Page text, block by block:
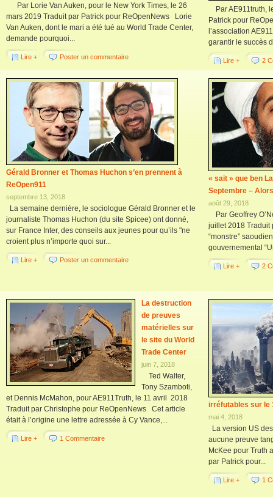
Par Lorie Van Auken, pour le New York Times, le 26
mars 2019 Traduit par Patrick pour ReOpenNews Lorie
Van Auken, dont le mari a été tué au World Trade Center,
demande pourquoi...
Lire + Poster un commentaire
Par AE911truth,
Patrick pour
l’association
garantir le succès
Lire + 2
Gérald Bronner et Thomas Huchon s’en prennent à
ReOpen911
septembre 13, 2018
La semaine dernière, le sociologue Gérald Bronner et le
journaliste Thomas Huchon (du site Spicee) ont donné,
sur France Inter, des conseils aux jeunes pour qu’ils "ne
croient plus n’importe quoi sur...
Lire + Poster un commentaire
« sait » que ben
Septembre –
août 29, 2018
Par Geoffrey
juillet 2018
“monstre”
gouvernemental
Lire + 2
La destruction
de preuves
matérielles sur
le site du World
Trade Center
juin 7, 2018
Ted Walter,
Tony Szamboti,
et Dennis McMahon, pour AE911Truth, le 11 avril 2018
Traduit par Christophe pour ReOpenNews Cet article
était à l’origine une lettre adressée à Cy Vance,...
Lire + 1 Commentaire
irréfutables sur le
mai 4, 2018
La version US
aucune preuve
McKee pour Truth
par Patrick pour...
Lire + 1